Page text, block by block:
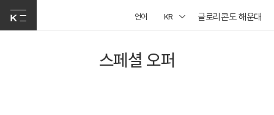
언어 KR 글로리콘도 해운대
스페셜 오퍼